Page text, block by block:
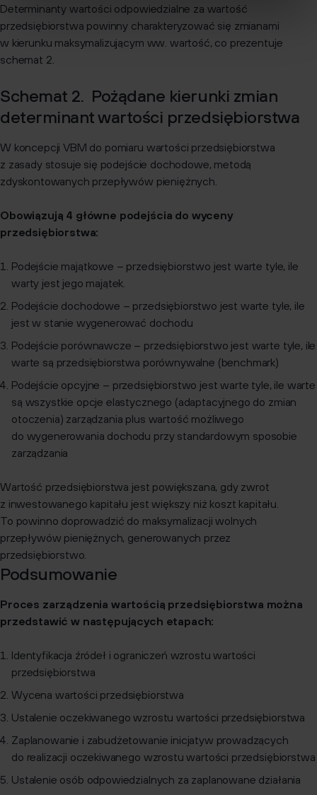
Determinanty wartości odpowiedzialne za wartość
przedsiębiorstwa powinny charakteryzować się zmianami
w kierunku maksymalizującym ww. wartość, co prezentuje
schemat 2.
Schemat 2. Pożądane kierunki zmian
determinant wartości przedsiębiorstwa
W koncepcji VBM do pomiaru wartości przedsiębiorstwa
z zasady stosuje się podejście dochodowe, metodą
zdyskontowanych przepływów pieniężnych.
Obowiązują 4 główne podejścia do wyceny
przedsiębiorstwa:
Podejście majątkowe – przedsiębiorstwo jest warte tyle, ile
warty jest jego majątek.
Podejście dochodowe – przedsiębiorstwo jest warte tyle, ile
jest w stanie wygenerować dochodu
Podejście porównawcze – przedsiębiorstwo jest warte tyle, ile
warte są przedsiębiorstwa porównywalne (benchmark)
Podejście opcyjne – przedsiębiorstwo jest warte tyle, ile warte
są wszystkie opcje elastycznego (adaptacyjnego do zmian
otoczenia) zarządzania plus wartość możliwego
do wygenerowania dochodu przy standardowym sposobie
zarządzania
Wartość przedsiębiorstwa jest powiększana, gdy zwrot
z inwestowanego kapitału jest większy niż koszt kapitału.
To powinno doprowadzić do maksymalizacji wolnych
przepływów pieniężnych, generowanych przez
przedsiębiorstwo.
Podsumowanie
Proces zarządzenia wartością przedsiębiorstwa można
przedstawić w następujących etapach:
Identyfikacja źródeł i ograniczeń wzrostu wartości
przedsiębiorstwa
Wycena wartości przedsiębiorstwa
Ustalenie oczekiwanego wzrostu wartości przedsiębiorstwa
Zaplanowanie i zabudżetowanie inicjatyw prowadzących
do realizacji oczekiwanego wzrostu wartości przedsiębiorstwa
Ustalenie osób odpowiedzialnych za zaplanowane działania